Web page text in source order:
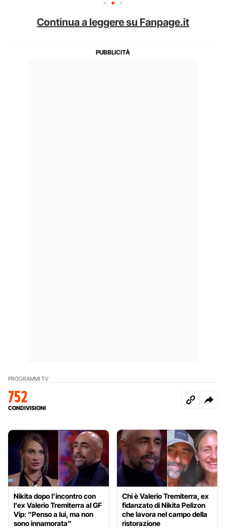
Continua a leggere su Fanpage.it
PROGRAMMI TV
752
CONDIVISIONI
Nikita dopo l’incontro con
l’ex Valerio Tremiterra al GF
Vip: “Penso a lui, ma non
sono innamorata”
Chi è Valerio Tremiterra, ex
fidanzato di Nikita Pelizon
che lavora nel campo della
ristorazione